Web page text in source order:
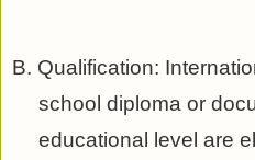
B. Qualification:
school diploma or
educational level are